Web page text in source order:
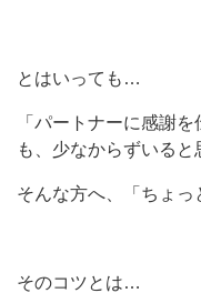
とはいっても…
「パートナーに感謝
も、少なからずいると
そんな方へ、「ちょっ
そのコツとは…